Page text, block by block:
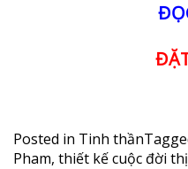
Posted in Tinh thần
Pham, thiết kế cuộc đời